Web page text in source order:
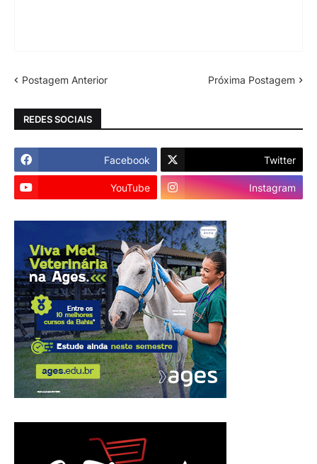
Postagem Anterior Próxima Postagem
REDES SOCIAIS
Facebook Twitter
YouTube Instagram